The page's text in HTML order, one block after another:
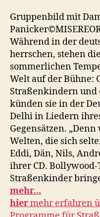
Gruppenbild mit
Während in der
herrschen, stehen
sommerlichen
Welt auf der Bühne:
Straßenkindern
künden sie in der
Delhi in Liedern
Gegensätzen.
Welten, die sich
Eddi, Dän, Nils,
ihrer CD.
Straßenkinder
mehr…
hiermehr erfahren